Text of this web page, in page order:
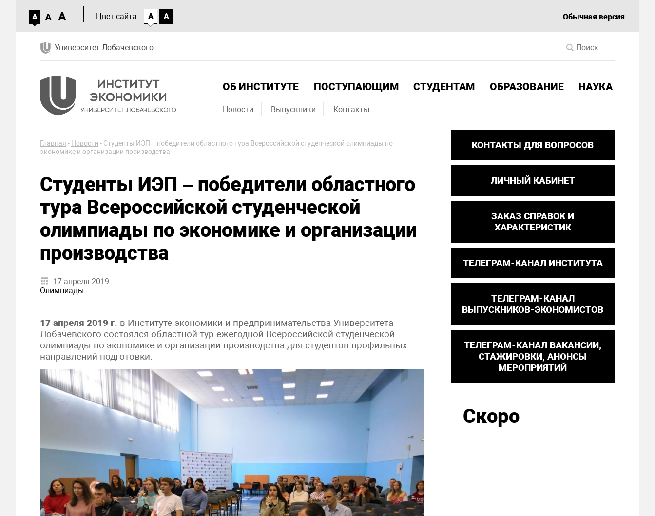
A A A Цвет сайта A A Обычная версия
Университет Лобачевского
ОБ ИНСТИТУТЕ ПОСТУПАЮЩИМ СТУДЕНТАМ ОБРАЗОВАНИЕ НАУКА
Новости Выпускники Контакты
Главная - Новости - Студенты ИЭП – победители областного тура Всероссийской студенческой олимпиады по
экономике и организации производства
Студенты ИЭП – победители областного
тура Всероссийской студенческой
олимпиады по экономике и организации
производства
17 апреля 2019
Олимпиады
17 апреля 2019 г. в Институте экономики и предпринимательства Университета
Лобачевского состоялся областной тур ежегодной Всероссийской студенческой
олимпиады по экономике и организации производства для студентов профильных
направлений подготовки.
КОНТАКТЫ ДЛЯ ВОПРОСОВ
ЛИЧНЫЙ КАБИНЕТ
ЗАКАЗ СПРАВОК И
ХАРАКТЕРИСТИК
ТЕЛЕГРАМ-КАНАЛ ИНСТИТУТА
ТЕЛЕГРАМ-КАНАЛ
ВЫПУСКНИКОВ-ЭКОНОМИСТОВ
ТЕЛЕГРАМ-КАНАЛ ВАКАНСИИ,
СТАЖИРОВКИ, АНОНСЫ
МЕРОПРИЯТИЙ
Скоро